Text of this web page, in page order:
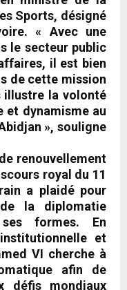
Sports, désigné
« Avec une
le secteur public
il est bien
de cette mission
illustre la volonté
et dynamisme au
», souligne
renouvellement
royal du 11
a plaidé pour
la diplomatie
formes. En
et
VI cherche à
afin de
défis mondiaux